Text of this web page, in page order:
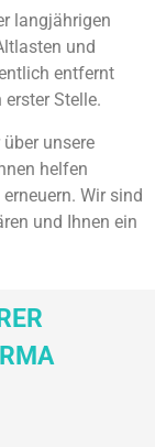
langjährigen
und
entfernt
Stelle.
unsere
helfen
Wir sind
und Ihnen ein